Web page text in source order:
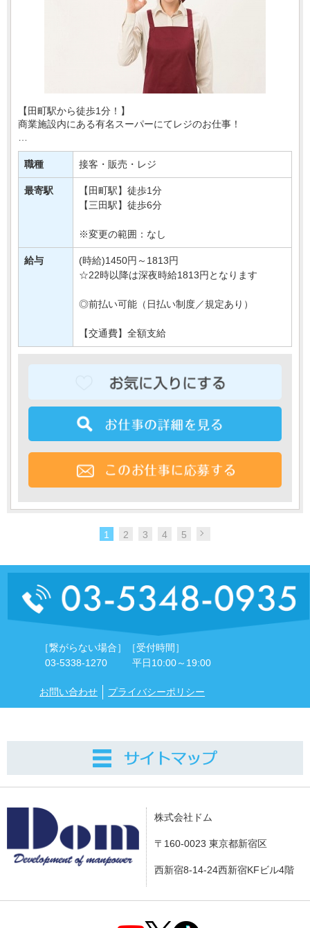
【田町駅から徒歩1分！】
商業施設内にある有名スーパーにてレジのお仕事！
あなたには、レジでの商品の清算や、
買い物かごの片付けなどをおまかせ♪
とってもシンプルなお仕事なので
はじめてさんでも安心・・・
職種 接客・販売・レジ
最寄駅
【田町駅】徒歩1分
【三田駅】徒歩6分
※変更の範囲：なし
給与
(時給)1450円～1813円
☆22時以降は深夜時給1813円となります
◎前払い可能（日払い制度／規定あり）
【交通費】全額支給
1 2 3 4 5
［繋がらない場合］
03-5338-1270
［受付時間］
平日10:00～19:00
お問い合わせ プライバシーポリシー
株式会社ドム
〒160-0023 東京都新宿区
西新宿8-14-24西新宿KFビル4階